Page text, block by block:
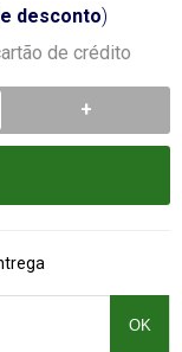
desconto)
de crédito
+
OK